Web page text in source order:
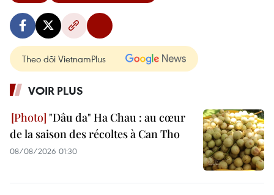
Theo dõi VietnamPlus
VOIR PLUS
"Dâu da" Ha Chau : au cœur
de la saison des récoltes à Can Tho
08/08/2026 01:30